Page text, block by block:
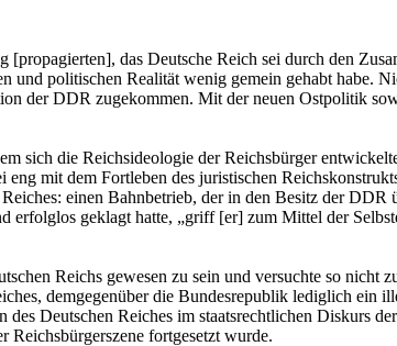
das Deutsche Reich sei durch den
und politischen Realität wenig gemein gehabt habe.
der DDR zugekommen. Mit der neuen Ostpolitik
sich die Reichsideologie der Reichsbürger
mit dem Fortleben des juristischen
einen Bahnbetrieb, der in den Besitz der
erfolglos geklagt hatte, „griff [er] zum Mittel der
Reichs gewesen zu sein und versuchte so nicht
demgegenüber die Bundesrepublik lediglich ein
Deutschen Reiches im staatsrechtlichen Diskurs
Reichsbürgerszene fortgesetzt wurde.